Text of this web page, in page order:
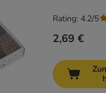
2,69 €
Rating: 4.2/5